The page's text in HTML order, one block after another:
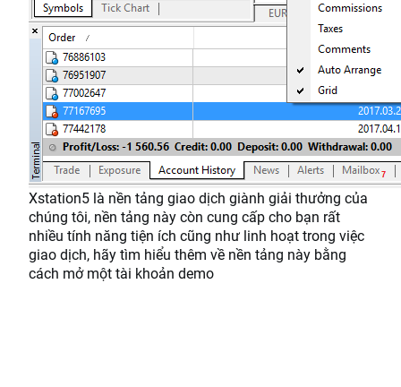
Xstation5 là nền tảng giao dịch giành giải thưởng của
chúng tôi, nền tảng này còn cung cấp cho bạn rất
nhiều tính năng tiện ích cũng như linh hoạt trong việc
giao dịch, hãy tìm hiểu thêm về nền tảng này bằng
cách mở một tài khoản demo